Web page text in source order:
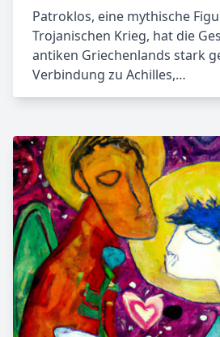
Patroklos, eine mythische
Trojanischen Krieg, hat die
antiken Griechenlands stark
Verbindung zu Achilles,…